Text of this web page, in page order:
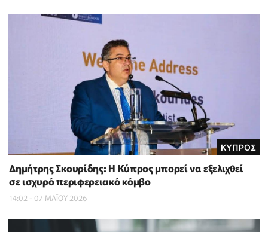
ΚΥΠΡΟΣ
Δημήτρης Σκουρίδης: Η Κύπρος μπορεί να εξελιχθεί
σε ισχυρό περιφερειακό κόμβο
14:02 - 07 ΜΑΪ́ΟΥ 2026